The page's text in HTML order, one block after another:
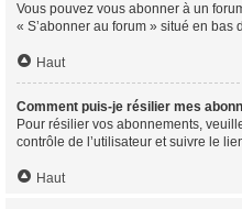
Vous pouvez vous abonner à un
« S’abonner au forum » situé en bas
Haut
Comment puis-je résilier mes
Pour résilier vos abonnements,
contrôle de l’utilisateur et suivre le
Haut